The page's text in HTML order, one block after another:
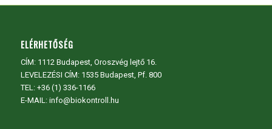
ELÉRHETŐSÉG
CÍM: 1112 Budapest, Oroszvég lejtő 16.
LEVELEZÉSI CÍM: 1535 Budapest, Pf. 800
TEL: +36 (1) 336-1166
E-MAIL: info@biokontroll.hu